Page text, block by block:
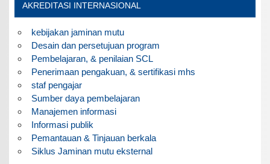
AKREDITASI INTERNASIONAL
kebijakan jaminan mutu
Desain dan persetujuan program
Pembelajaran, & penilaian SCL
Penerimaan pengakuan, & sertifikasi mhs
staf pengajar
Sumber daya pembelajaran
Manajemen informasi
Informasi publik
Pemantauan & Tinjauan berkala
Siklus Jaminan mutu eksternal